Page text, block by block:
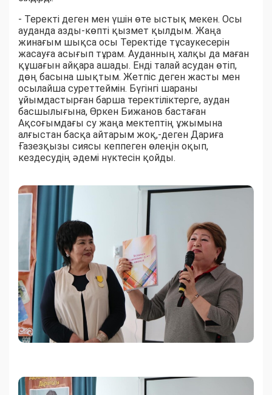
- Теректі деген мен үшін өте ыстық мекен. Осы
ауданда азды-көпті қызмет қылдым. Жаңа
жинағым шықса осы Теректіде тұсаукесерін
жасауға асығып тұрам. Ауданның халқы да маған
құшағын айқара ашады. Енді талай асудан өтіп,
дөң басына шықтым. Жетпіс деген жасты мен
осылайша суреттеймін. Бүгінгі шараны
ұйымдастырған барша теректіліктерге, аудан
басшылығына, Өркен Бижанов бастаған
Ақсоғымдағы су жаңа мектептің ұжымына
алғыстан басқа айтарым жоқ,-деген Дариға
Ғазезқызы сиясы кеппеген өлеңін оқып,
кездесудің әдемі нүктесін қойды.